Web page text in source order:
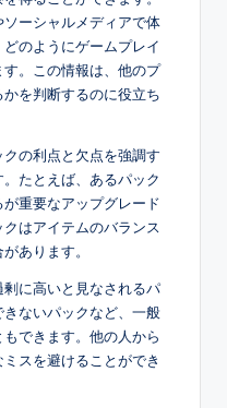
ーシャルメディアで体
のようにゲームプレイ
。この情報は、他のプ
を判断するのに役立ち
の利点と欠点を強調す
たとえば、あるパック
重要なアップグレード
はアイテムのバランス
あります。
に高いと見なされるパ
ないパックなど、一般
できます。他の人から
スを避けることができ